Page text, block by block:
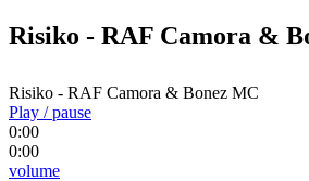
Risiko - RAF Camora &
Risiko - RAF Camora & Bonez MC
Play / pause
0:00
0:00
volume